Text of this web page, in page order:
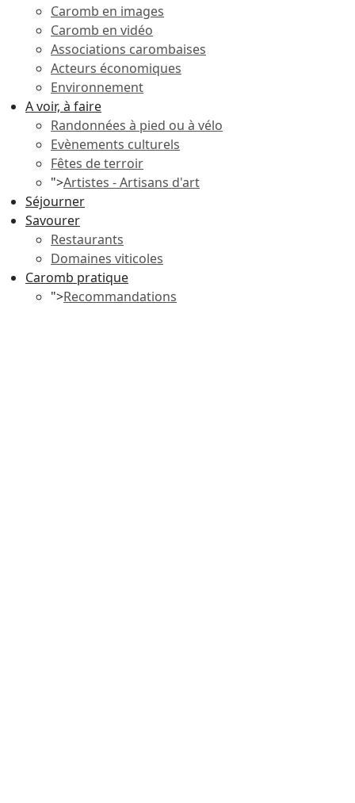
Caromb en images
Caromb en vidéo
Associations carombaises
Acteurs économiques
Environnement
A voir, à faire
Randonnées à pied ou à vélo
Evènements culturels
Fêtes de terroir
">Artistes - Artisans d'art
Séjourner
Savourer
Restaurants
Domaines viticoles
Caromb pratique
">Recommandations